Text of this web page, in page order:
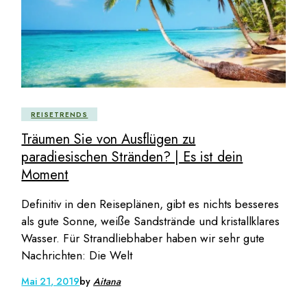
REISETRENDS
Träumen Sie von Ausflügen zu
paradiesischen Stränden? | Es ist dein
Moment
Definitiv in den Reiseplänen, gibt es nichts besseres
als gute Sonne, weiße Sandstrände und kristallklares
Wasser. Für Strandliebhaber haben wir sehr gute
Nachrichten: Die Welt
Mai 21, 2019byAitana